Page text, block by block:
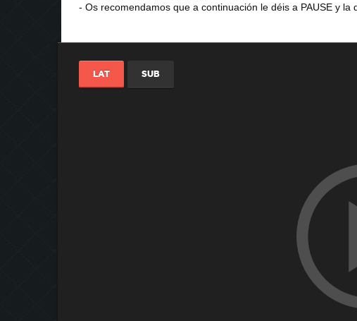
- Os recomendamos que a continuación le déis a PAUSE y
LAT SUB